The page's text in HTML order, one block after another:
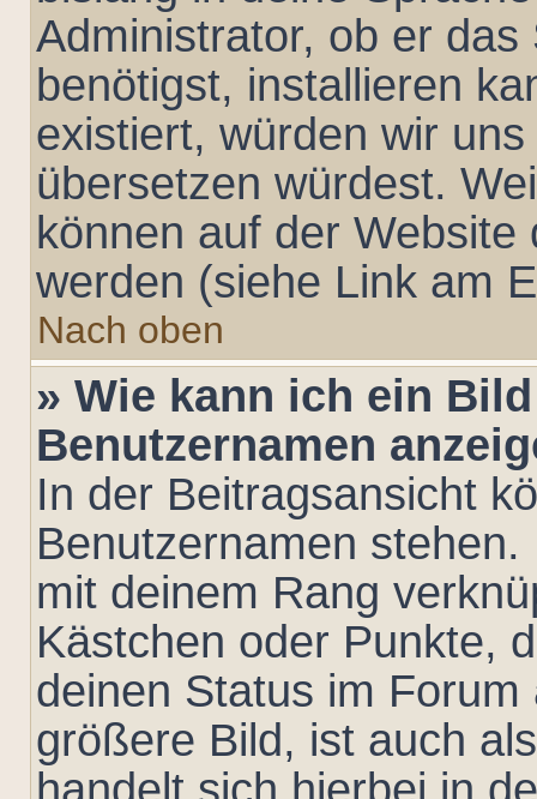
Administrator, ob er
benötigst, installieren
existiert, würden wir
übersetzen würdest.
können auf der
werden (siehe Link am
Nach oben
» Wie kann ich ein
Benutzernamen
In der Beitragsansicht
Benutzernamen
mit deinem Rang
Kästchen oder Punkte,
deinen Status im
größere Bild, ist auch